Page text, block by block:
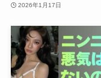
2026年1月17日